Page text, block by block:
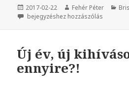
Közzétéve
2017-02-22 Szerző
Fehér Péter
Na tessék kérem… csőstül jön a baj!
bejegyzéshez hozzászólás
Új év, új
ennyire?!